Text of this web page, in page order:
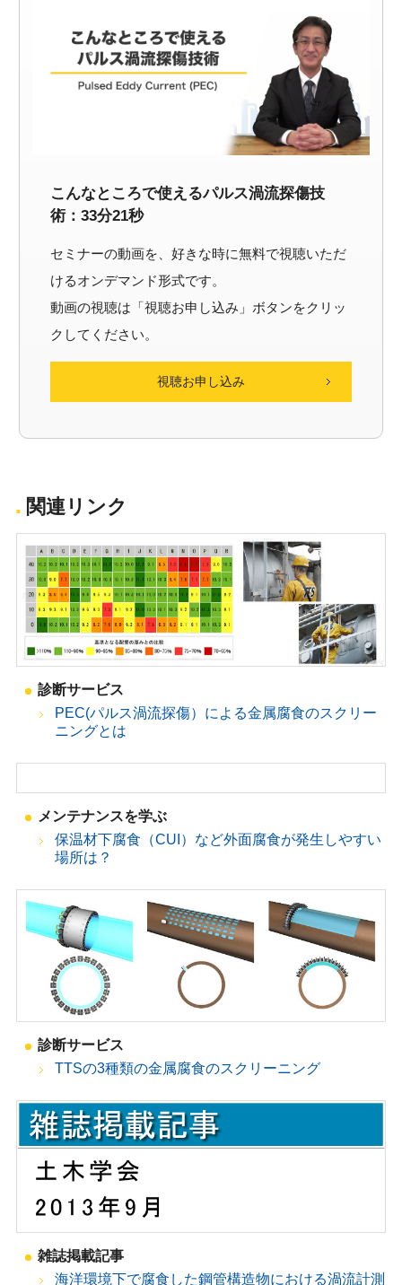
こんなところで使えるパルス渦流探傷技
術：33分21秒
セミナーの動画を、好きな時に無料で視聴いただ
けるオンデマンド形式です。
動画の視聴は「視聴お申し込み」ボタンをクリッ
クしてください。
視聴お申し込み
関連リンク
診断サービス
PEC(パルス渦流探傷）による金属腐食のスクリー
ニングとは
メンテナンスを学ぶ
保温材下腐食（CUI）など外面腐食が発生しやすい
場所は？
診断サービス
TTSの3種類の金属腐食のスクリーニング
雑誌掲載記事
海洋環境下で腐食した鋼管構造物における渦流計測